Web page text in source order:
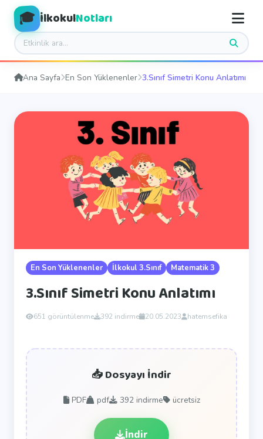
🎓 İlkokulNotları
Ana Sayfa En Son Yüklenenler 3.Sınıf Simetri Konu Anlatımı
En Son Yüklenenler İlkokul 3.Sınıf Matematik 3
3.Sınıf Simetri Konu Anlatımı
651 görüntülenme 392 indirme 20.05.2023 hatemsefika
📥 Dosyayı İndir
PDF pdf 392indirme ücretsiz
İndir